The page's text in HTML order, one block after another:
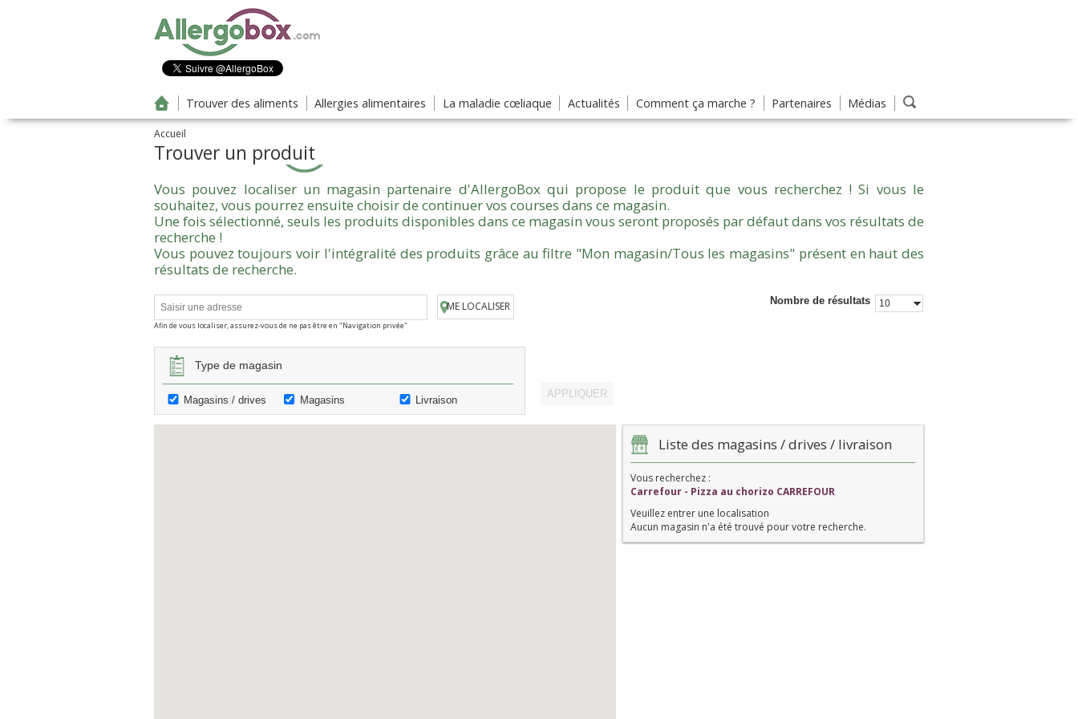
Trouver des aliments Allergies alimentaires La maladie cœliaque Actualités Comment ça marche ? Partenaires Médias
Accueil
Trouver un produit
Vous pouvez localiser un magasin partenaire d'AllergoBox qui propose le produit que vous recherchez ! Si vous le
souhaitez, vous pourrez ensuite choisir de continuer vos courses dans ce magasin.
Une fois sélectionné, seuls les produits disponibles dans ce magasin vous seront proposés par défaut dans vos résultats de
recherche !
Vous pouvez toujours voir l'intégralité des produits grâce au filtre "Mon magasin/Tous les magasins" présent en haut des
résultats de recherche.
Afin de vous localiser, assurez-vous de ne pas être en "Navigation privée"
ME LOCALISER
Type de magasin
Magasins / drives Magasins Livraison
Nombre de résultats 10
Liste des magasins / drives / livraison
Vous recherchez :
Carrefour - Pizza au chorizo CARREFOUR
Veuillez entrer une localisation
Aucun magasin n'a été trouvé pour votre recherche.